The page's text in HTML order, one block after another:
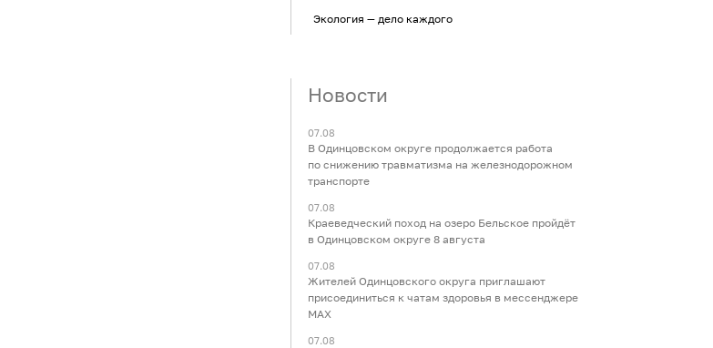
Экология — дело каждого
Новости
07.08
В Одинцовском округе продолжается работа
по снижению травматизма на железнодорожном
транспорте
07.08
Краеведческий поход на озеро Бельское пройдёт
в Одинцовском округе 8 августа
07.08
Жителей Одинцовского округа приглашают
присоединиться к чатам здоровья в мессенджере
МАХ
07.08